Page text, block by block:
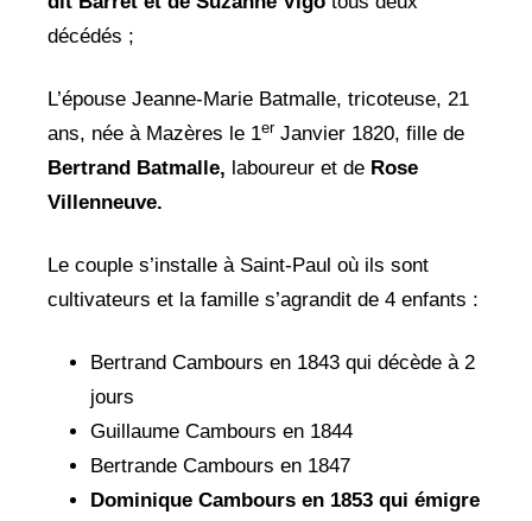
décédés ;
L’épouse Jeanne-Marie Batmalle, tricoteuse, 21
ans, née à Mazères le 1erJanvier 1820, fille de
Bertrand Batmalle, laboureur et de Rose
Villenneuve.
Le couple s’installe à Saint-Paul où ils sont
cultivateurs et la famille s’agrandit de 4 enfants :
Bertrand Cambours en 1843 qui décède à 2
jours
Guillaume Cambours en 1844
Bertrande Cambours en 1847
Dominique Cambours en 1853 qui émigre